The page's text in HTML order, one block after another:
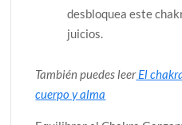
desbloquea este
juicios.
También puedes leerEl
cuerpo y alma